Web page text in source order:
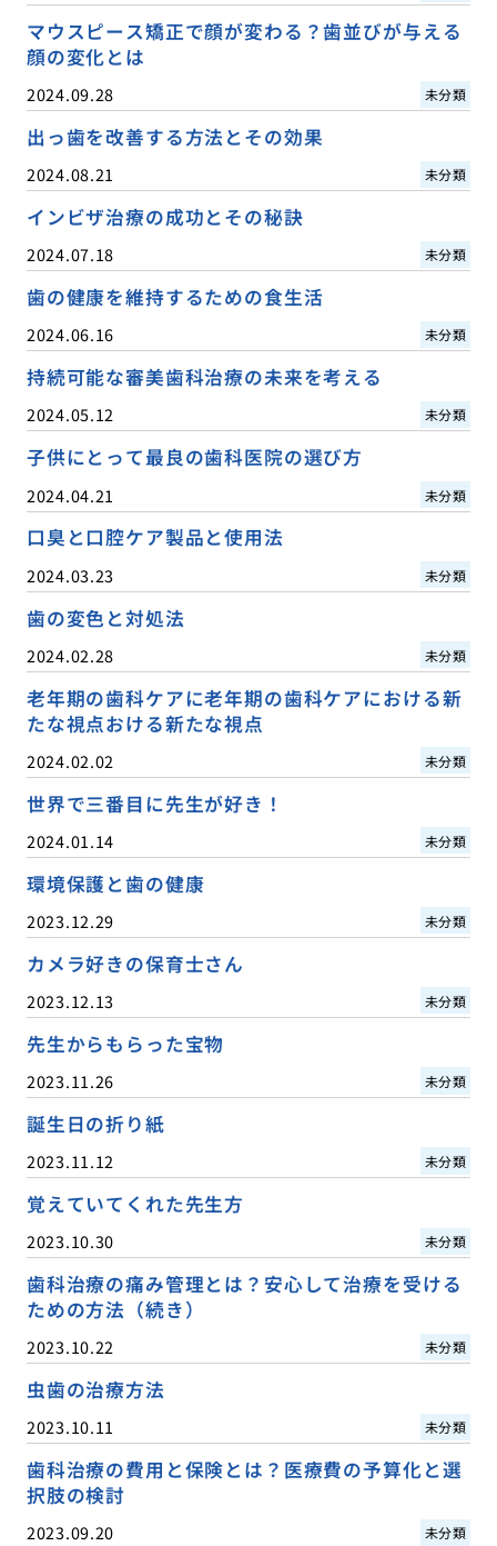
マウスピース矯正で顔が変わる？歯並びが与える
顔の変化とは
2024.09.28 未分類
出っ歯を改善する方法とその効果
2024.08.21 未分類
インビザ治療の成功とその秘訣
2024.07.18 未分類
歯の健康を維持するための食生活
2024.06.16 未分類
持続可能な審美歯科治療の未来を考える
2024.05.12 未分類
子供にとって最良の歯科医院の選び方
2024.04.21 未分類
口臭と口腔ケア製品と使用法
2024.03.23 未分類
歯の変色と対処法
2024.02.28 未分類
老年期の歯科ケアに老年期の歯科ケアにおける新
たな視点おける新たな視点
2024.02.02 未分類
世界で三番目に先生が好き！
2024.01.14 未分類
環境保護と歯の健康
2023.12.29 未分類
カメラ好きの保育士さん
2023.12.13 未分類
先生からもらった宝物
2023.11.26 未分類
誕生日の折り紙
2023.11.12 未分類
覚えていてくれた先生方
2023.10.30 未分類
歯科治療の痛み管理とは？安心して治療を受ける
ための方法（続き）
2023.10.22 未分類
虫歯の治療方法
2023.10.11 未分類
歯科治療の費用と保険とは？医療費の予算化と選
択肢の検討
2023.09.20 未分類